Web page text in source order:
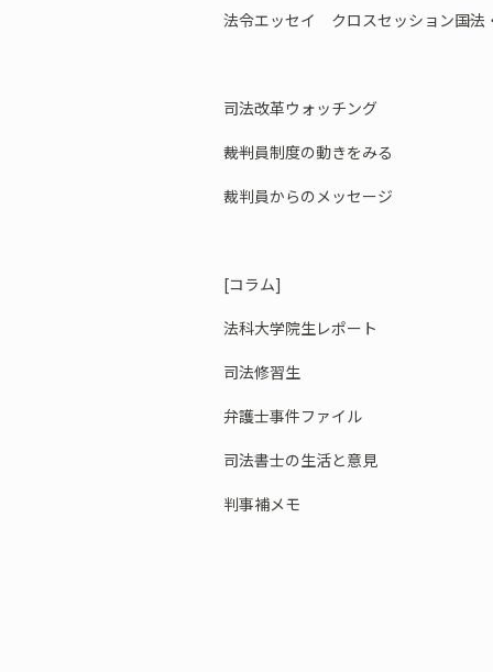
法令エッセイ クロスセッション――国
司法改革ウォッチング
――裁判員制度の動きをみる
裁判員からのメッセージ
[コラム]
法科大学院生レポート
司法修習生
弁護士事件ファイル
司法書士の生活と意見
判事補メモ